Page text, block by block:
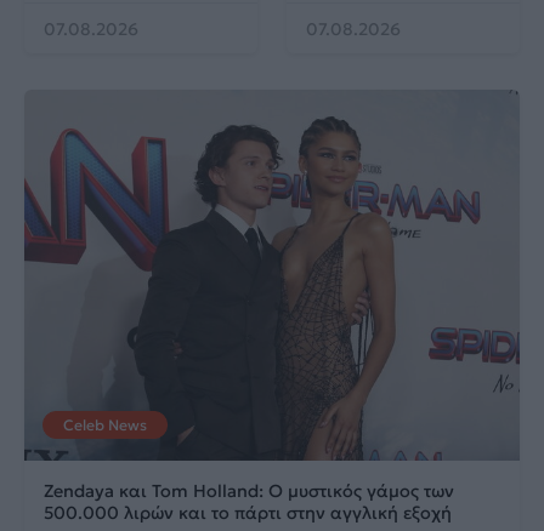
07.08.2026 07.08.2026
Celeb News
Zendaya και Tom Holland: Ο μυστικός γάμος των
500.000 λιρών και το πάρτι στην αγγλική εξοχή